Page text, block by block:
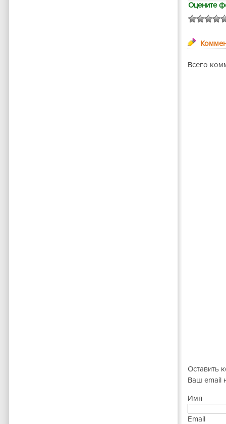
Оцените
Всего
Оставить
Ваш email
Имя
Email